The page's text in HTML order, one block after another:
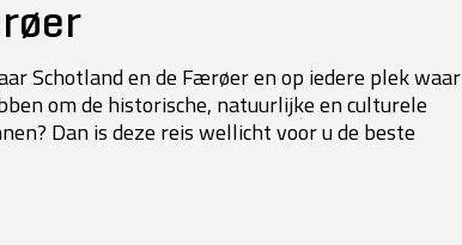
Schotland en de Færøer en op iedere plek waar
om de historische, natuurlijke en culturele
Dan is deze reis wellicht voor u de beste